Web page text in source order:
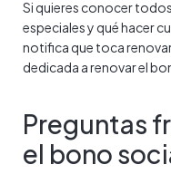
Si quieres conocer
especiales y qué hacer
notifica que toca
dedicada a renovar el
Preguntas
el bono